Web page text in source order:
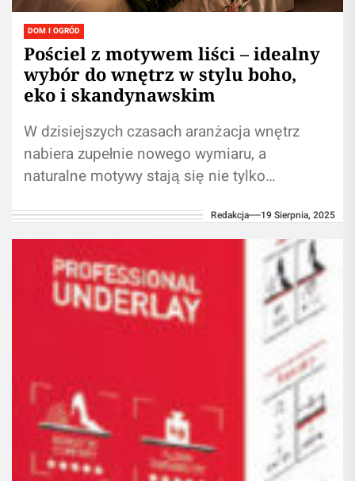
DOM I OGRÓD
Pościel z motywem liści – idealny
wybór do wnętrz w stylu boho,
eko i skandynawskim
W dzisiejszych czasach aranżacja wnętrz
nabiera zupełnie nowego wymiaru, a
naturalne motywy stają się nie tylko
przytulnej i harmonijnej przestrzeni....
Redakcja 19 Sierpnia, 2025